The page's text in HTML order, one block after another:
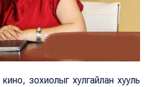
зохиолыг хулгайлан хууль